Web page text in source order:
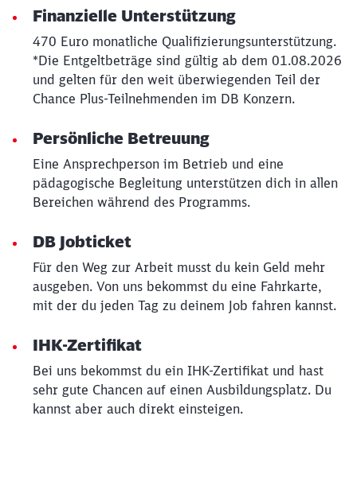
Finanzielle Unterstützung
470 Euro monatliche Qualifizierungsunterstützung.
*Die Entgeltbeträge sind gültig ab dem 01.08.2026
und gelten für den weit überwiegenden Teil der
Chance Plus-Teilnehmenden im DB Konzern.
Persönliche Betreuung
Eine Ansprechperson im Betrieb und eine
pädagogische Begleitung unterstützen dich in allen
Bereichen während des Programms.
DB Jobticket
Für den Weg zur Arbeit musst du kein Geld mehr
ausgeben. Von uns bekommst du eine Fahrkarte,
mit der du jeden Tag zu deinem Job fahren kannst.
IHK-Zertifikat
Bei uns bekommst du ein IHK-Zertifikat und hast
sehr gute Chancen auf einen Ausbildungsplatz. Du
kannst aber auch direkt einsteigen.
Schließen
Möchten Sie zuweitergeleitet
werden?